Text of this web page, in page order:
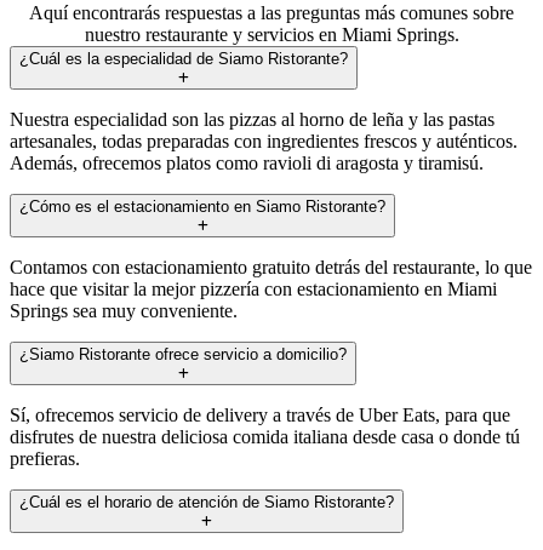
Aquí encontrarás respuestas a las preguntas más comunes sobre
nuestro restaurante y servicios en Miami Springs.
¿Cuál es la especialidad de Siamo Ristorante?
Nuestra especialidad son las pizzas al horno de leña y las pastas
artesanales, todas preparadas con ingredientes frescos y auténticos.
Además, ofrecemos platos como ravioli di aragosta y tiramisú.
¿Cómo es el estacionamiento en Siamo Ristorante?
Contamos con estacionamiento gratuito detrás del restaurante, lo que
hace que visitar la mejor pizzería con estacionamiento en Miami
Springs sea muy conveniente.
¿Siamo Ristorante ofrece servicio a domicilio?
Sí, ofrecemos servicio de delivery a través de Uber Eats, para que
disfrutes de nuestra deliciosa comida italiana desde casa o donde tú
prefieras.
¿Cuál es el horario de atención de Siamo Ristorante?